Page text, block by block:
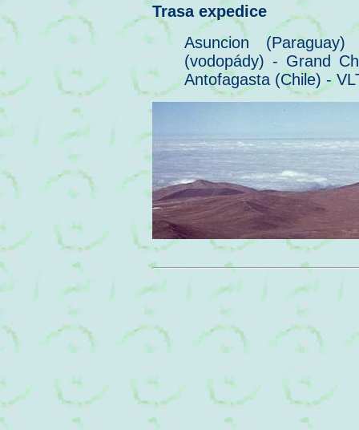
Trasa expedice
Asuncion
(vodopády) - Grand
Antofagasta (Chile) -